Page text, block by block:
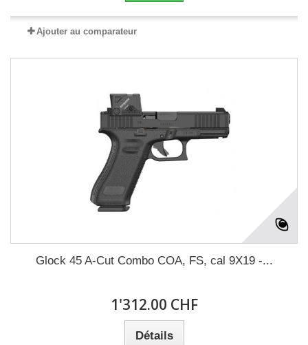
Ajouter au comparateur
Glock 45 A-Cut Combo COA, FS, cal 9X19 -...
1'312.00 CHF
Détails